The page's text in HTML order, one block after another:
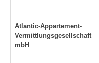
Atlantic-Appartement-
Vermittlungsgesellschaft
mbH